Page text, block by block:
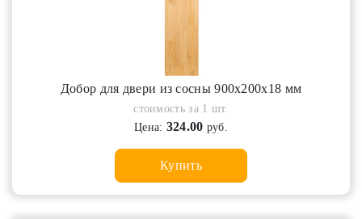
Добор для двери из сосны 900х200х18 мм
стоимость за 1 шт.
Цена: 324.00 руб.
Купить